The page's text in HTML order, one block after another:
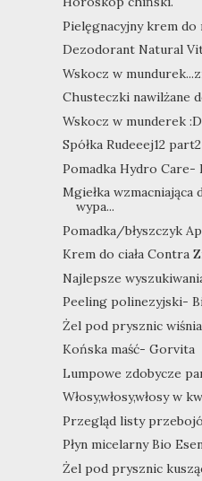
Pielęgnacyjny krem
Dezodorant Natural
Wskocz w
Chusteczki nawilżane
Wskocz w munderek :D
Spółka Rudeeej12 part2
Pomadka Hydro Care-
Mgiełka
wypa...
Pomadka/błyszczyk
Krem do ciała Contra
Najlepsze
Peeling polinezyjski-
Żel pod prysznic
Końska maść- Gorvita
Lumpowe zdobycze
Włosy,włosy,włosy w
Przegląd listy
Płyn micelarny Bio
Żel pod prysznic